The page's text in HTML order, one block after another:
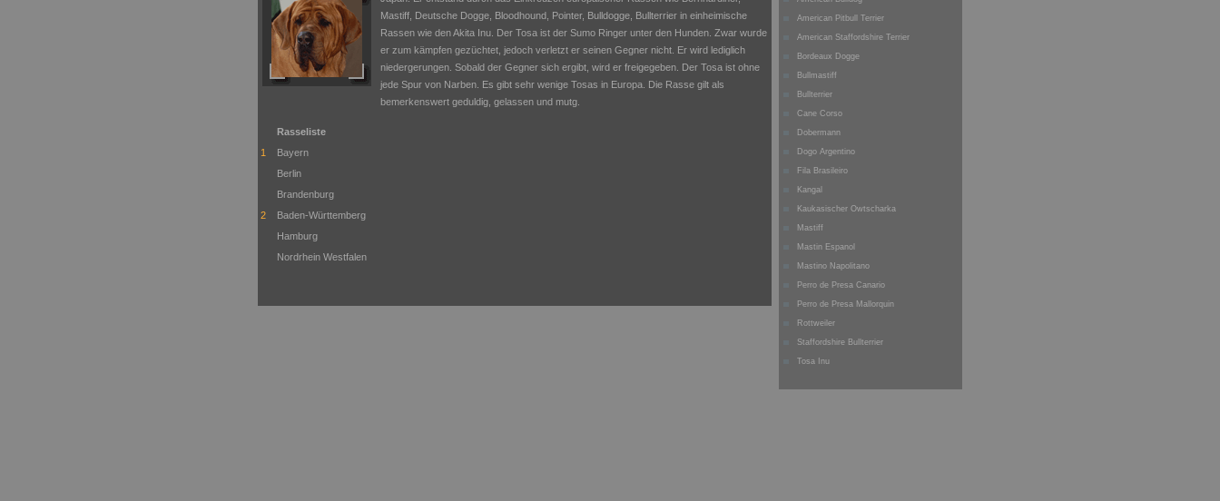
Mastiff, Deutsche Dogge, Bloodhound, Pointer, Bulldogge, Bullterrier in einheimische
Rassen wie den Akita Inu. Der Tosa ist der Sumo Ringer unter den Hunden. Zwar wurde
er zum kämpfen gezüchtet, jedoch verletzt er seinen Gegner nicht. Er wird lediglich
niedergerungen. Sobald der Gegner sich ergibt, wird er freigegeben. Der Tosa ist ohne
jede Spur von Narben. Es gibt sehr wenige Tosas in Europa. Die Rasse gilt als
bemerkenswert geduldig, gelassen und mutg.
Rasseliste
1
Bayern
Berlin
Brandenburg
2
Baden-Württemberg
Hamburg
Nordrhein Westfalen
American Pitbull Terrier
American Staffordshire Terrier
Bordeaux Dogge
Bullmastiff
Bullterrier
Cane Corso
Dobermann
Dogo Argentino
Fila Brasileiro
Kangal
Kaukasischer Owtscharka
Mastiff
Mastin Espanol
Mastino Napolitano
Perro de Presa Canario
Perro de Presa Mallorquin
Rottweiler
Staffordshire Bullterrier
Tosa Inu